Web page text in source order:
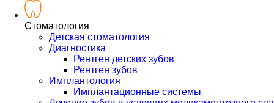
Стоматология
Детская стоматология
Диагностика
Рентген детских зубов
Рентген зубов
Имплантология
Имплантационные системы